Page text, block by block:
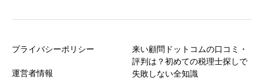
プライバシーポリシー
運営者情報
来い顧問ドットコムの口コミ・
評判は？初めての税理士探しで
失敗しない全知識